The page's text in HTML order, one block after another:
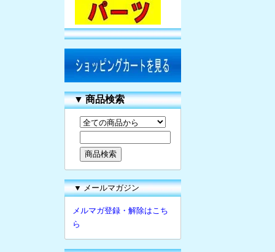
▼商品検索
▼ メールマガジン
メルマガ登録・解除はこち
ら